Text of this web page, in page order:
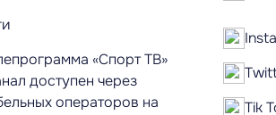
«Спорт ТВ»
доступен через
операторов на
Tik